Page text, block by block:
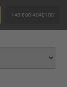
+49 800 4040100